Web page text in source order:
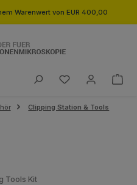
Warenwert von EUR 400,00
Du hast 0
Clipping Station & Tools